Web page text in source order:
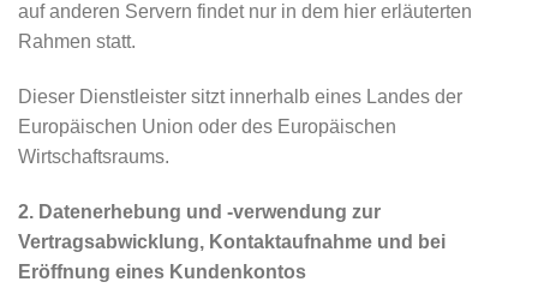
auf anderen Servern findet nur in dem hier erläuterten
Rahmen statt.
Dieser Dienstleister sitzt innerhalb eines Landes der
Europäischen Union oder des Europäischen
Wirtschaftsraums.
2. Datenerhebung und -verwendung zur
Vertragsabwicklung, Kontaktaufnahme und bei
Eröffnung eines Kundenkontos